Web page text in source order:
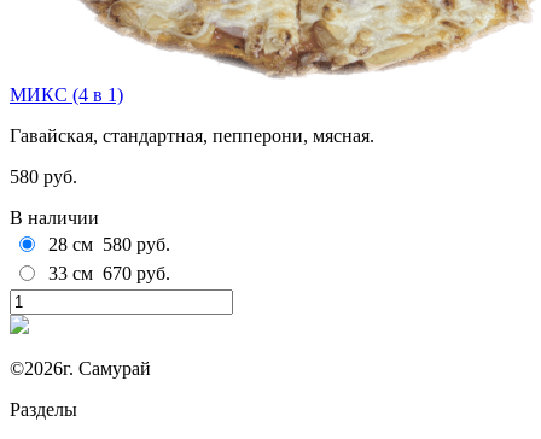
МИКС (4 в 1)
Гавайская, стандартная, пепперони, мясная.
580 руб.
В наличии
28 см 580 руб.
33 см 670 руб.
©2026г. Самурай
Разделы